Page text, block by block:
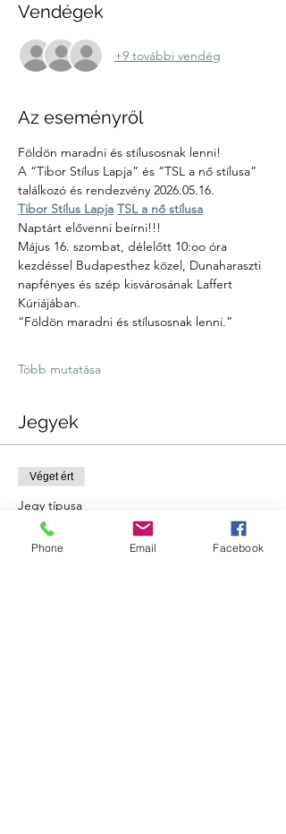
Vendégek
+9 további vendég
Az eseményről
Földön maradni és stílusosnak lenni!
A “Tibor Stílus Lapja” és “TSL a nő stílusa”
találkozó és rendezvény 2026.05.16.
Tibor Stílus Lapja TSL a nő stílusa
Naptárt elővenni beírni!!!
Május 16. szombat, délelőtt 10:oo óra
kezdéssel Budapesthez közel, Dunaharaszti
napfényes és szép kisvárosának Laffert
Kúriájában.
“Földön maradni és stílusosnak lenni.”
Több mutatása
Jegyek
Véget ért
Jegy típusa
Tibor Stílus Lapja találkozó
Phone Email Facebook